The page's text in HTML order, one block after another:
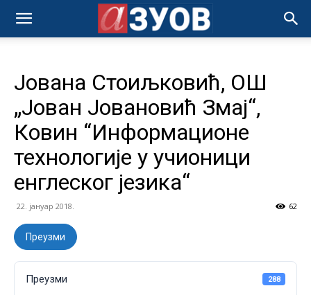
Јована Стоиљковић, ОШ
„Јован Јовановић Змај“,
Ковин “Информационе
технологије у учионици
енглеског језика“
22. јануар 2018. 62
Преузми
Преузми 288